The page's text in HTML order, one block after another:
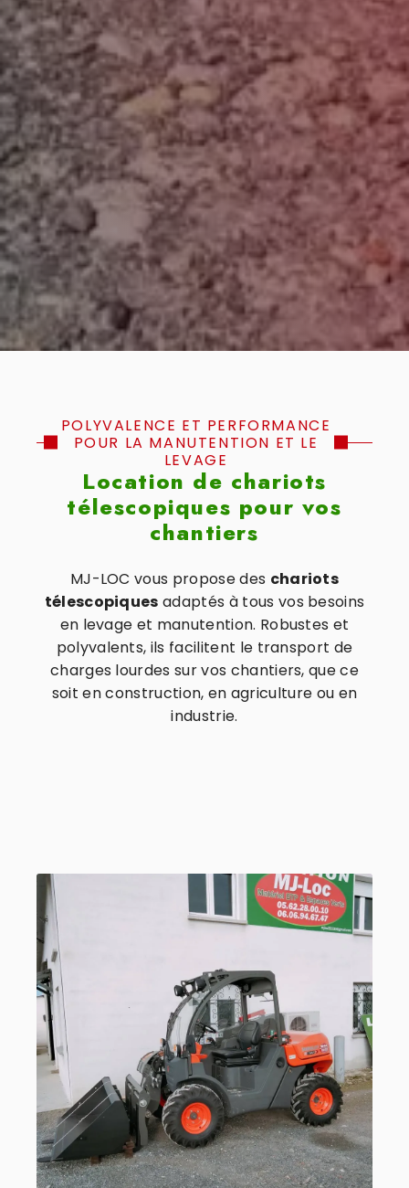
POLYVALENCE ET PERFORMANCE
POUR LA MANUTENTION ET LE
LEVAGE
Location de chariots
télescopiques pour vos
chantiers
MJ-LOC vous propose des chariots
télescopiques adaptés à tous vos besoins
en levage et manutention. Robustes et
polyvalents, ils facilitent le transport de
charges lourdes sur vos chantiers, que ce
soit en construction, en agriculture ou en
industrie.